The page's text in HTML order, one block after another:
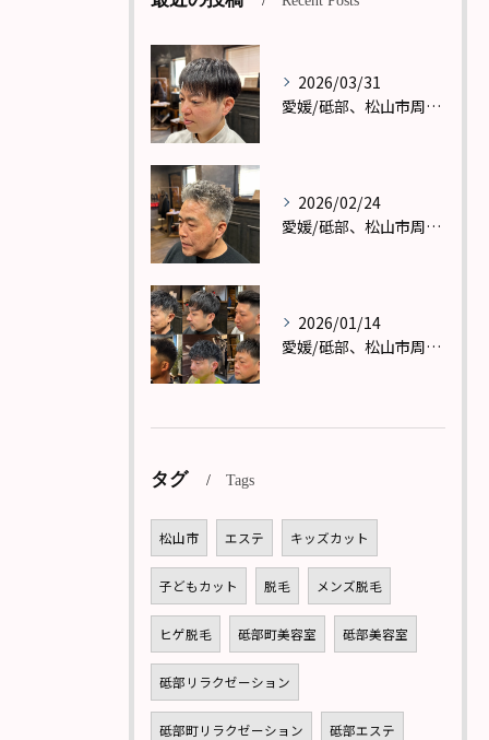
2026/03/31
愛媛/砥部、松山市周辺で理容室(バーバー)メンズカットならReward(リワード)へ！
2026/02/24
愛媛/砥部、松山市周辺で理容室(バーバー)メンズカットならReward(リワード)へ！
2026/01/14
愛媛/砥部、松山市周辺で理容室(バーバー)メンズカットならReward(リワード)へ！
タグ Tags
松山市 エステ キッズカット
子どもカット 脱毛 メンズ脱毛
ヒゲ脱毛 砥部町美容室 砥部美容室
砥部リラクゼーション
砥部町リラクゼーション 砥部エステ